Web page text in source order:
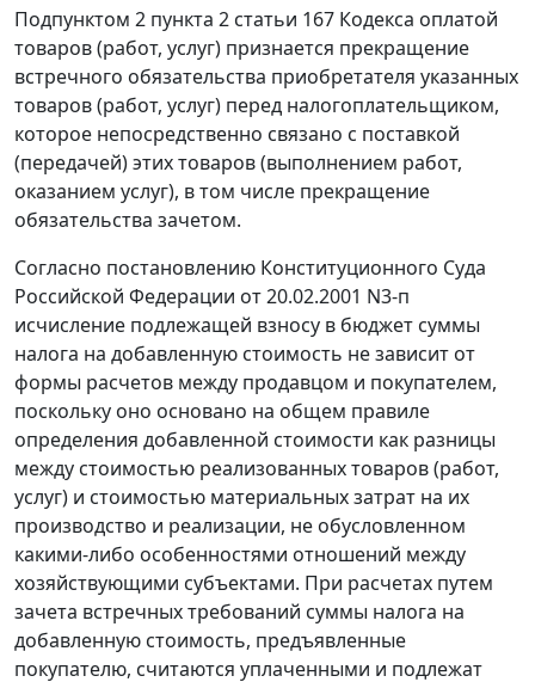
Подпунктом 2 пункта 2 статьи 167 Кодекса оплатой
товаров (работ, услуг) признается прекращение
встречного обязательства приобретателя указанных
товаров (работ, услуг) перед налогоплательщиком,
которое непосредственно связано с поставкой
(передачей) этих товаров (выполнением работ,
оказанием услуг), в том числе прекращение
обязательства зачетом.
Согласно постановлению Конституционного Суда
Российской Федерации от 20.02.2001 N3-п
исчисление подлежащей взносу в бюджет суммы
налога на добавленную стоимость не зависит от
формы расчетов между продавцом и покупателем,
поскольку оно основано на общем правиле
определения добавленной стоимости как разницы
между стоимостью реализованных товаров (работ,
услуг) и стоимостью материальных затрат на их
производство и реализации, не обусловленном
какими-либо особенностями отношений между
хозяйствующими субъектами. При расчетах путем
зачета встречных требований суммы налога на
добавленную стоимость, предъявленные
покупателю, считаются уплаченными и подлежат